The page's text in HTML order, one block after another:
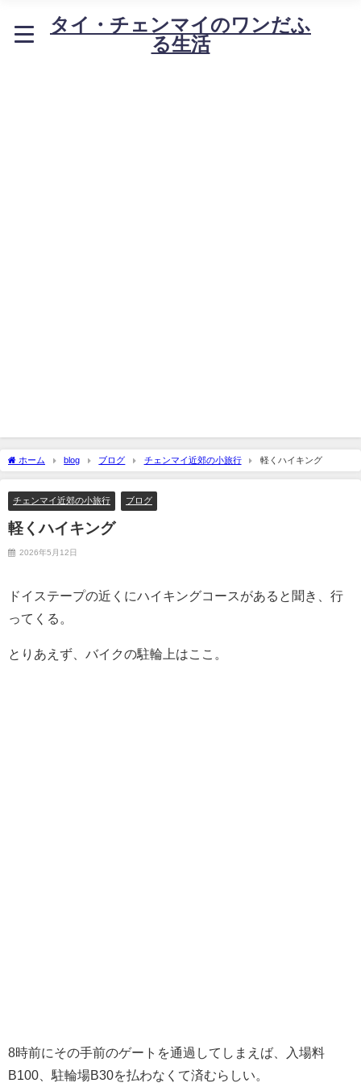
タイ・チェンマイのワンだふ
る生活
ホーム blog ブログ チェンマイ近郊の小旅行 軽くハイキング
チェンマイ近郊の小旅行 ブログ
軽くハイキング
2026年5月12日
ドイステープの近くにハイキングコースがあると聞き、行
ってくる。
とりあえず、バイクの駐輪上はここ。
8時前にその手前のゲートを通過してしまえば、入場料
B100、駐輪場B30を払わなくて済むらしい。